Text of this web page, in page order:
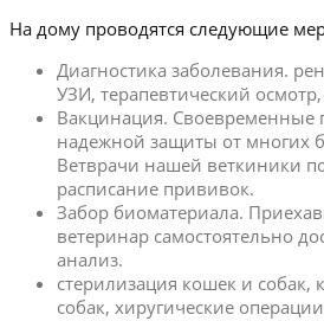
На дому проводятся следующие
Диагностика заболевания.
УЗИ, терапевтический
Вакцинация. Своевременные
надежной защиты от многих
Ветврачи нашей веткиники
расписание прививок.
Забор биоматериала.
ветеринар самостоятельно
анализ.
стерилизация кошек и собак,
собак, хиругические